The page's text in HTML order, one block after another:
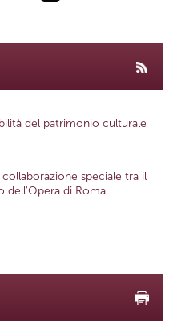
del patrimonio culturale
speciale tra il
dell'Opera di Roma